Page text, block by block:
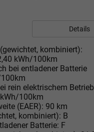
Details
kombiniert):
kWh/100km
bei entladener Batterie
rein elektrischem Betrieb
100km
(EAER): 90 km
kombiniert): B
Batterie: F